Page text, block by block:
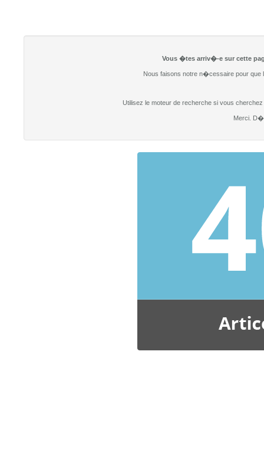
Vous �tes arriv�-e sur cette
Nous faisons notre n�cessaire pour que
Utilisez le moteur de recherche si vous
Merci.